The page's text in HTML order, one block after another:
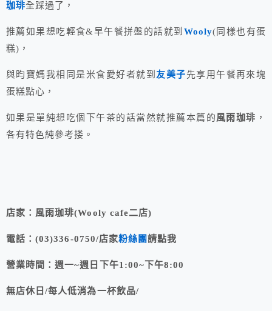
珈琲全踩過了，
推薦如果想吃輕食&早午餐拼盤的話就到 Wooly(同樣也有蛋
糕)，
與昀寶媽我相同是米食愛好者就到友美子先享用午餐再來塊
蛋糕點心，
如果是單純想吃個下午茶的話當然就推薦本篇的風雨珈琲 ，
各有特色純參考搂。
店家：風雨珈琲(Wooly cafe二店)
電話：(03)336-0750/店家粉絲團請點我
營業時間：週一~週日下午1:00~下午8:00
無店休日/每人低消為一杯飲品/